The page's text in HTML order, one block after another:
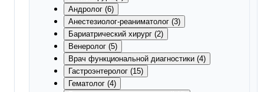
Андролог (6)
Анестезиолог-реаниматолог (3)
Бариатрический хирург (2)
Венеролог (5)
Врач функциональной диагностики (4)
Гастроэнтеролог (15)
Гематолог (4)